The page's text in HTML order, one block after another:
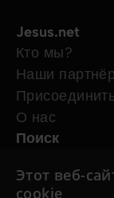
Jesus.net
Кто мы?
Наши
О нас
Поиск
Видео
Этот веб-
cookie